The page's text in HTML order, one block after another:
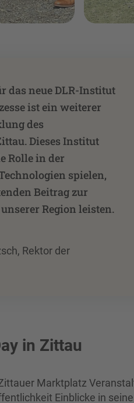
das neue DLR-Institut
ist ein weiterer
des
Dieses Institut
Rolle in der
spielen,
Beitrag zur
Region leisten.
Rektor der
in Zittau
Marktplatz
Einblicke in